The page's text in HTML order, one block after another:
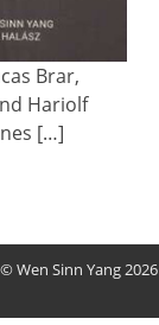
Brar,
Hariolf
[…]
© Wen Sinn Yang 2026